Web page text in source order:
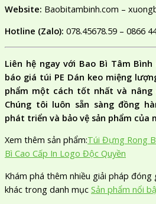
Website: Baobitambinh.com –
Hotline (Zalo): 078.45678.59 – 0866
Liên hệ ngay với Bao Bì Tâm
báo giá túi PE Dán keo miệng
phẩm một cách tốt nhất và
Chúng tôi luôn sẵn sàng đồng
phát triển và bảo vệ sản phẩm của
Xem thêm sản phẩm:Túi Đựng Rong
Bì Cao Cấp In Logo Độc Quyền
Khám phá thêm nhiều giải pháp đóng
khác trong danh mục Sản phẩm nổi